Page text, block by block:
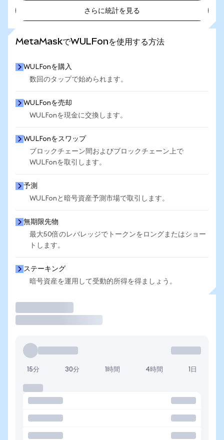
さらに統計を見る
MetaMaskでWULFonを使用する方法
WULFonを購入
数回のタップで始められます。
WULFonを売却
WULFonを現金に交換します。
WULFonをスワップ
ブロックチェーン間およびブロックチェーン上で
WULFonを取引します。
予測
WULFonと暗号資産予測市場で取引します。
無期限先物
最大50倍のレバレッジでトークンをロングまたはショー
トします。
ステーキング
暗号資産を運用して受動的所得を得ましょう。
15分 30分 1時間 4時間 1日